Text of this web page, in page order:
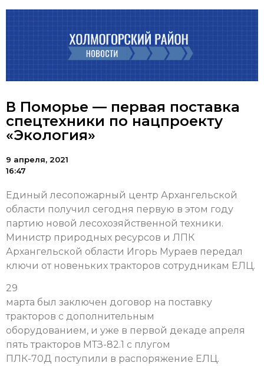
В Поморье — первая поставка
спецтехники по нацпроекту
«Экология»
9 апреля, 2021
16:47
Единый лесопожарный центр Архангельской
области получил сегодня первую в этом году
партию новой лесохозяйственной техники.
Министр природных ресурсов и ЛПК
Архангельской области Игорь Мураев передал
ключи от новеньких тракторов сотрудникам ЕЛЦ.
29
марта был заключен договор на поставку
тракторов с дополнительным
оборудованием, и уже в первой декаде апреля
пять тракторов МТЗ-82.1 с плугом
ПЛК-70Д поступили в распоряжение ЕЛЦ.